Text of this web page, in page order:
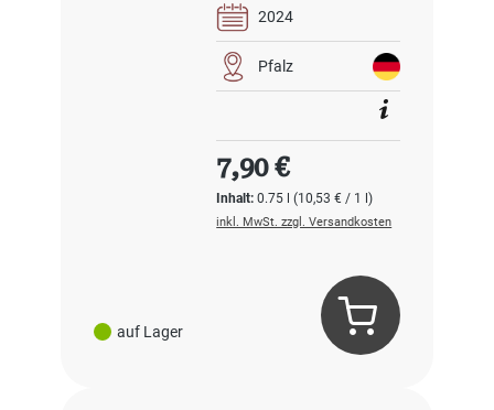
auf Lager
2024
Pfalz
Inhalt:0.75 l(10,53 € / 1 l)
Regulärer Preis:
7,90 €
inkl. MwSt. zzgl. Versandkosten